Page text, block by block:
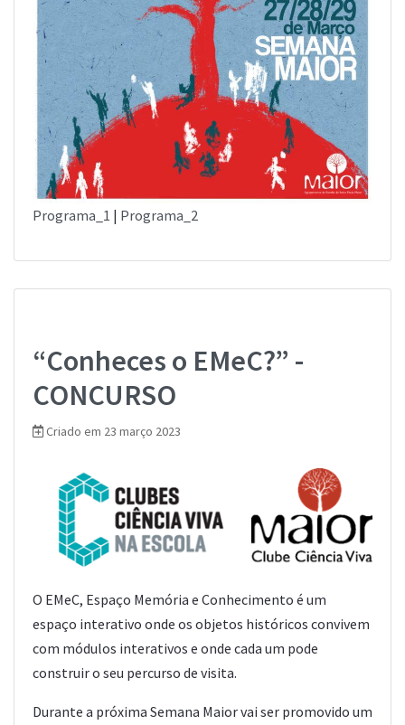
Programa_1 | Programa_2
“Conheces o EMeC?” -
CONCURSO
Criado em 23 março 2023
O EMeC, Espaço Memória e Conhecimento é um
espaço interativo onde os objetos históricos convivem
com módulos interativos e onde cada um pode
construir o seu percurso de visita.
Durante a próxima Semana Maior vai ser promovido um